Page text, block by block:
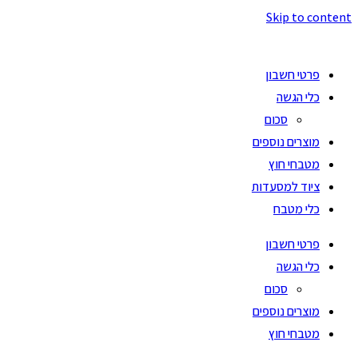
Skip to content
פרטי חשבון
כלי הגשה
סכום
מוצרים נוספים
מטבחי חוץ
ציוד למסעדות
כלי מטבח
פרטי חשבון
כלי הגשה
סכום
מוצרים נוספים
מטבחי חוץ